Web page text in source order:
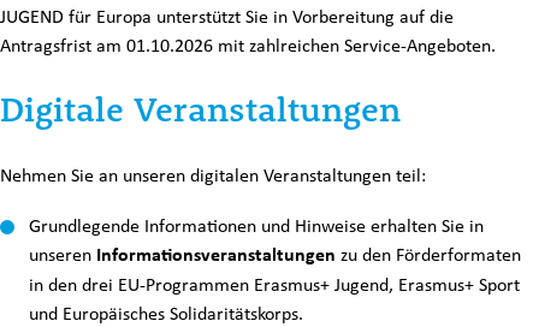
JUGEND für Europa unterstützt Sie in Vorbereitung auf die
Antragsfrist am 01.10.2026 mit zahlreichen Service-Angeboten.
Digitale Veranstaltungen
Nehmen Sie an unseren digitalen Veranstaltungen teil:
Grundlegende Informationen und Hinweise erhalten Sie in
unseren Informationsveranstaltungen zu den Förderformaten
in den drei EU-Programmen Erasmus+ Jugend, Erasmus+ Sport
und Europäisches Solidaritätskorps.